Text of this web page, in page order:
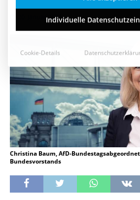
20. Januar 2023
Christina Baum, AfD-
Bundesvorstands
Individuelle